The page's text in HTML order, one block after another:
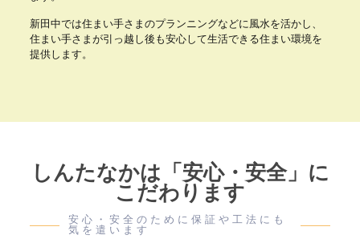
新田中では住まい手さまのプランニングなどに風水を活かし、
住まい手さまが引っ越し後も安心して生活できる住まい環境を
提供します。
しんたなかは「安心・安全」に
こだわります
安心・安全のために保証や工法にも
気を遣います